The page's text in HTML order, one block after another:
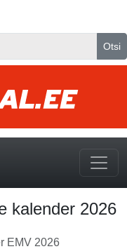
Otsi
kalender 2026
EMV 2026